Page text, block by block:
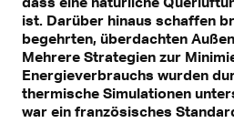
ist. Darüber hinaus schaffen
begehrten, überdachten
Mehrere Strategien zur
Energieverbrauchs wurden
thermische Simulationen
war ein französisches